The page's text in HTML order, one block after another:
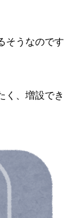
そうなのです
く、増設でき